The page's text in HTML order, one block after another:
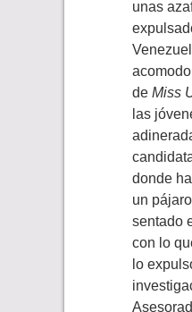
unas
de Miss
las
donde
un
sentado
con lo
lo